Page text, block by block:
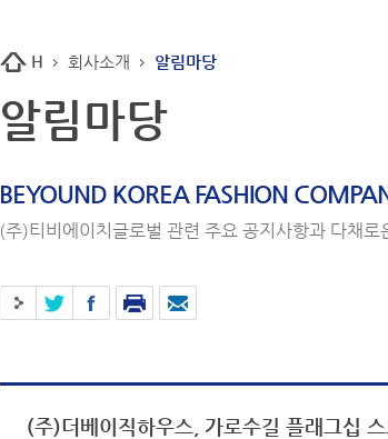
H 회사소개 알림마당
알림마당
BEYOUND KOREA FASHION
(주)티비에이치글로벌 관련 주요 공지사항과 다채
(주)더베이직하우스, 가로수길 플래그십